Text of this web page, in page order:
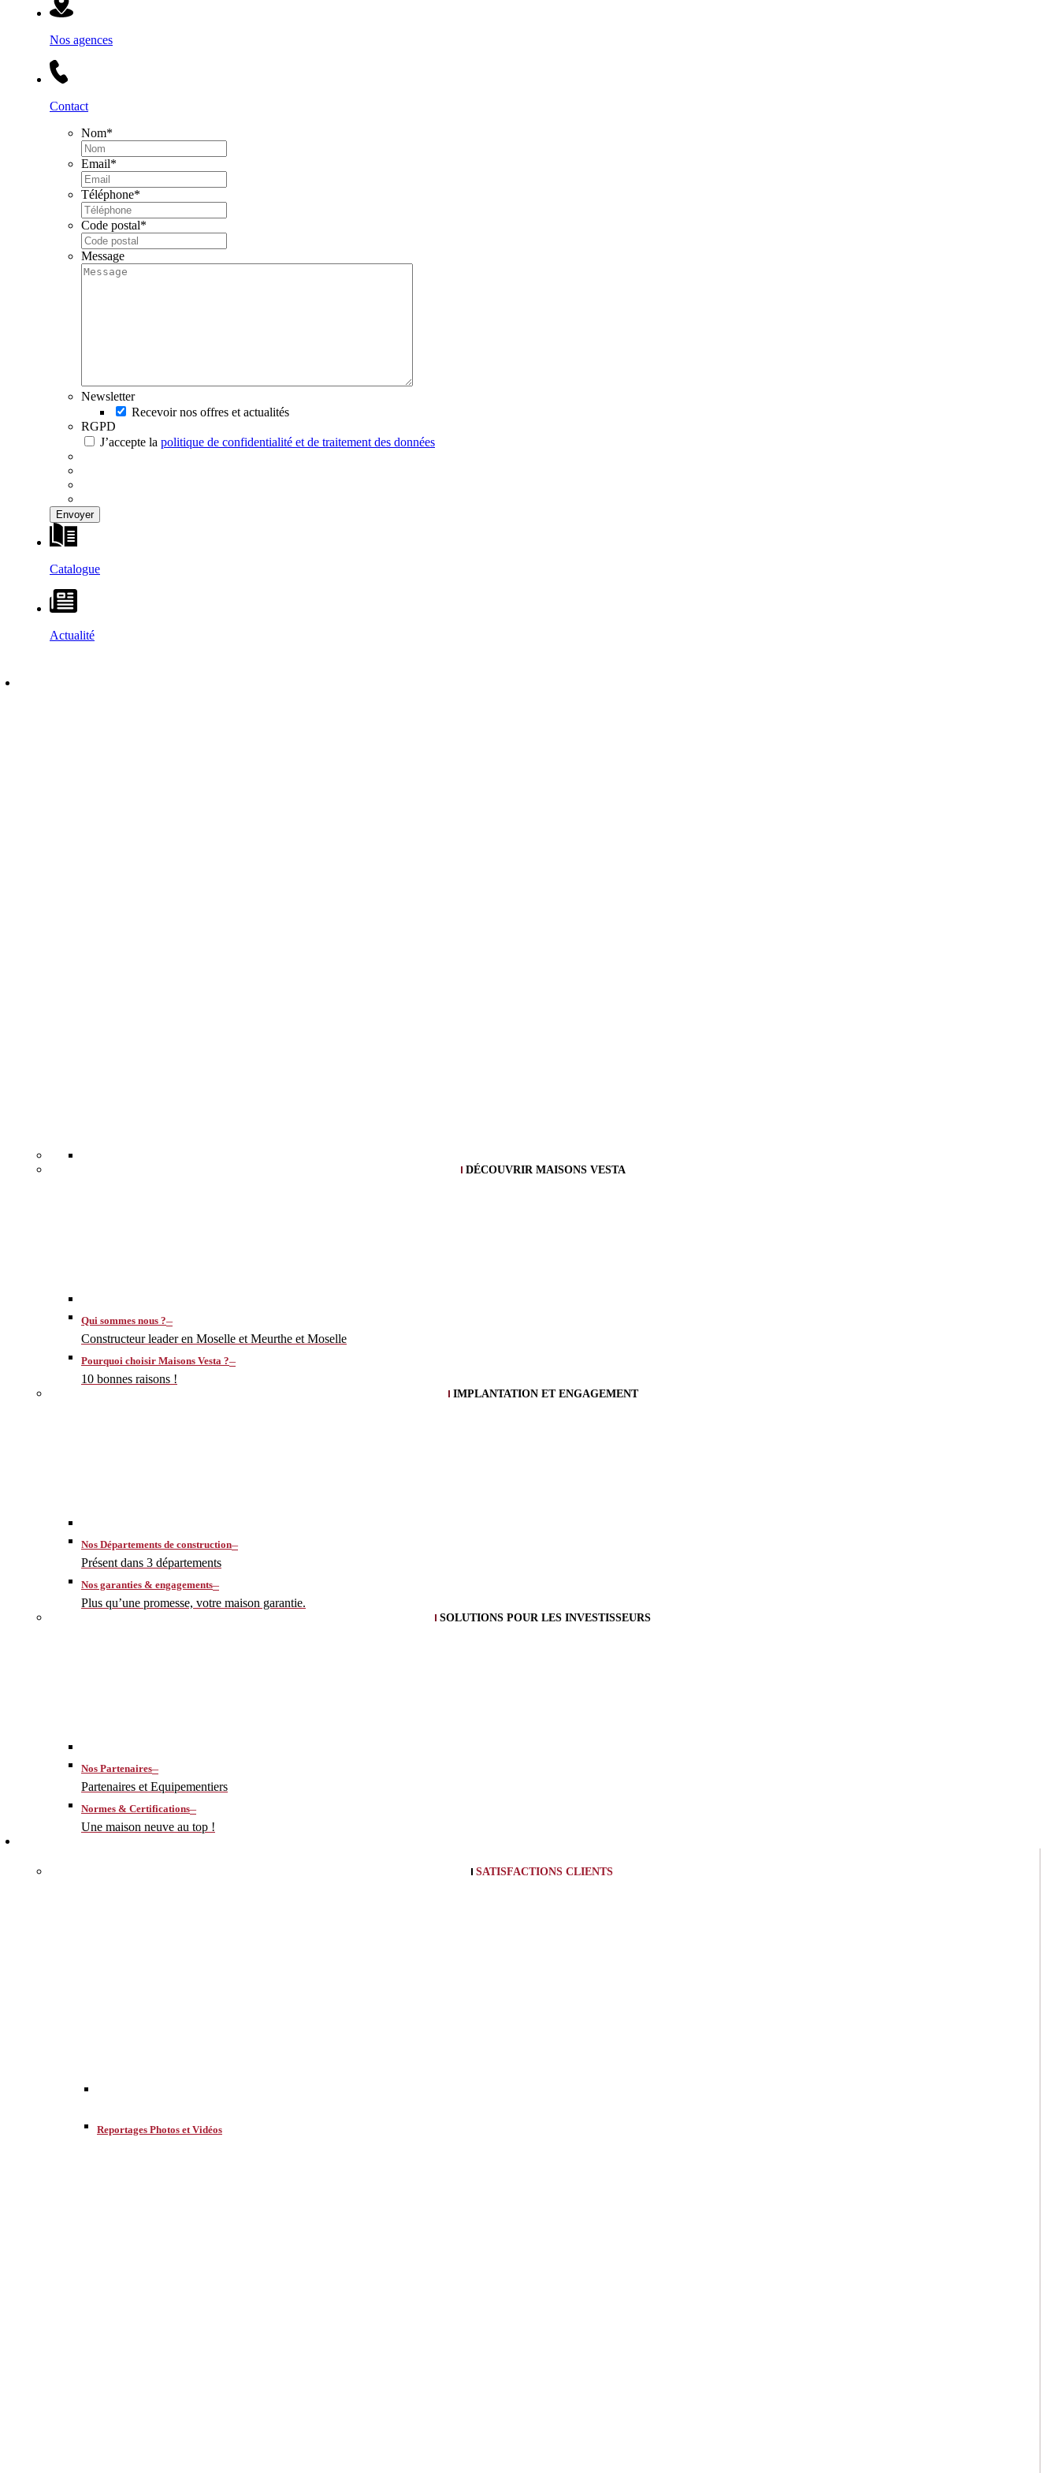
Nos agences
Contact
Nom*
Email*
Téléphone*
Code postal*
Message
Newsletter
Recevoir nos offres et actualités
RGPD
J’accepte la politique de confidentialité et de traitement des données
Catalogue
Actualité
DÉCOUVRIR MAISONS VESTA
Qui sommes nous ?–
Constructeur leader en Moselle et Meurthe et Moselle
Pourquoi choisir Maisons Vesta ?–
10 bonnes raisons !
IMPLANTATION ET ENGAGEMENT
Nos Départements de construction–
Présent dans 3 départements
Nos garanties & engagements–
Plus qu’une promesse, votre maison garantie.
SOLUTIONS POUR LES INVESTISSEURS
Nos Partenaires–
Partenaires et Equipementiers
Normes & Certifications–
Une maison neuve au top !
SATISFACTIONS CLIENTS
Reportages Photos et Vidéos